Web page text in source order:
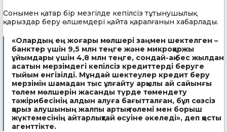
Сонымен қатар бір мезгілде кепілсіз тұтынушылық
қарыздар беру өлшемдері қайта қаралғанын хабарлады.
«Олардың ең жоғары мөлшері заңмен шектелген –
банктер үшін 9,5 млн теңге және микроқаржы
ұйымдары үшін 4,8 млн теңге, сондай-ақ бес жылдан
асатын мерзімдегі кепілсіз кредиттерді беруге
тыйым енгізілді. Мұндай шектеулер кредит беру
мерзімін шамадан тыс ұлғайту арқылы ай сайынғы
төлем мөлшерін жасанды түрде төмендету
тәжірибесінің алдын алуға бағытталған, бұл сөзсіз
қарыз алушының жалпы артық төлемі мен борыш
жүктемесінің айтарлықтай өсуіне әкеледі», деп қосты
агенттікте.